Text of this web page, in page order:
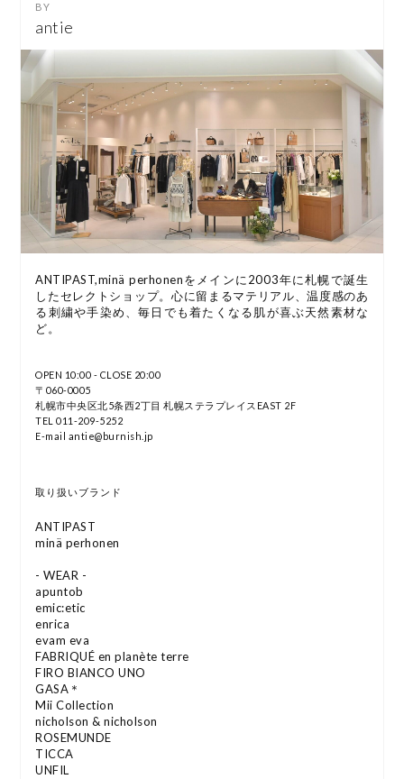
antie
ANTIPAST,minä perhonenをメインに2003年に札幌で誕生
したセレクトショップ。心に留まるマテリアル、温度感のあ
る刺繍や手染め、毎日でも着たくなる肌が喜ぶ天然素材な
ど。
OPEN 10:00 - CLOSE 20:00
〒060-0005
札幌市中央区北5条西2丁目 札幌ステラプレイスEAST 2F
TEL 011-209-5252
E-mail antie@burnish.jp
取り扱いブランド
ANTIPAST
minä perhonen
- WEAR -
apuntob
emic:etic
enrica
evam eva
FABRIQUÉ en planète terre
FIRO BIANCO UNO
GASA＊
Mii Collection
nicholson & nicholson
ROSEMUNDE
TICCA
UNFIL